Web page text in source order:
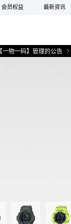
会员权益 最新资讯
】管理的公告 微信小